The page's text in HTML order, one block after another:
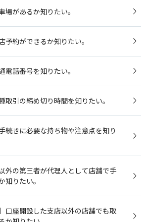
場があるか知りたい。
予約ができるか知りたい。
電話番号を知りたい。
取引の締め切り時間を知りたい。
続きに必要な持ち物や注意点を知り
外の第三者が代理人として店舗で手
知りたい。
］口座開設した支店以外の店舗でも取